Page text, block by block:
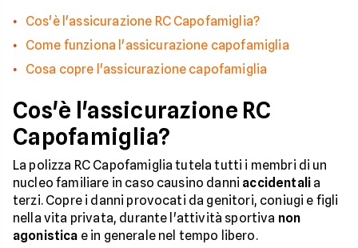
Cos'è l'assicurazione RC Capofamiglia?
Come funziona l'assicurazione capofamiglia
Cosa copre l'assicurazione capofamiglia
Cos'è l'assicurazione RC
Capofamiglia?
La polizza RC Capofamiglia tutela tutti i membri di un
nucleo familiare in caso causino danni accidentali a
terzi. Copre i danni provocati da genitori, coniugi e figli
nella vita privata, durante l'attività sportiva non
agonistica e in generale nel tempo libero.